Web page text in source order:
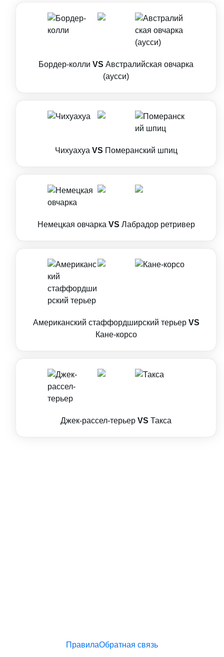
Бордер-колли VS Австралийская овчарка
(аусси)
Чихуахуа VS Померанский шпиц
Немецкая овчарка VS Лабрадор ретривер
Американский стаффордширский терьер VS
Кане-корсо
Джек-рассел-терьер VS Такса
ПравилаОбратная связь